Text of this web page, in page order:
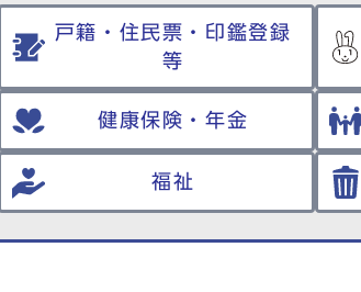
戸籍・住民票・印鑑登録
等
健康保険・年金
福祉